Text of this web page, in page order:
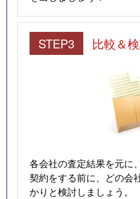
STEP3 比較＆
各会社の査定結果を元に
契約をする前に、どの会
かりと検討しましょう。